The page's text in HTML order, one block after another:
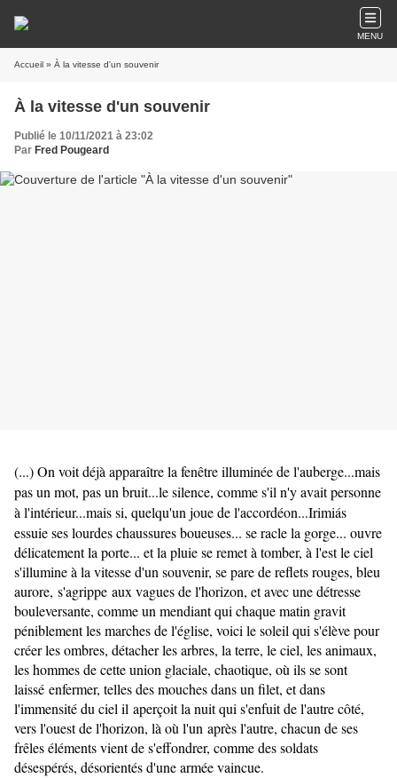
MENU
Accueil » À la vitesse d'un souvenir
À la vitesse d'un souvenir
Publié le 10/11/2021 à 23:02
Par Fred Pougeard
(...) On voit déjà apparaître la fenêtre illuminée de l'auberge...mais
pas un mot, pas un bruit...le silence, comme s'il n'y avait personne
à l'intérieur...mais si, quelqu'un joue de l'accordéon...Irimiás
essuie ses lourdes chaussures boueuses... se racle la gorge... ouvre
délicatement la porte... et la pluie se remet à tomber, à l'est le ciel
s'illumine à la vitesse d'un souvenir, se pare de reflets rouges, bleu
aurore, s'agrippe aux vagues de l'horizon, et avec une détresse
bouleversante, comme un mendiant qui chaque matin gravit
péniblement les marches de l'église, voici le soleil qui s'élève pour
créer les ombres, détacher les arbres, la terre, le ciel, les animaux,
les hommes de cette union glaciale, chaotique, où ils se sont
laissé enfermer, telles des mouches dans un filet, et dans
l'immensité du ciel il aperçoit la nuit qui s'enfuit de l'autre côté,
vers l'ouest de l'horizon, là où l'un après l'autre, chacun de ses
frêles éléments vient de s'effondrer, comme des soldats
désespérés, désorientés d'une armée vaincue.